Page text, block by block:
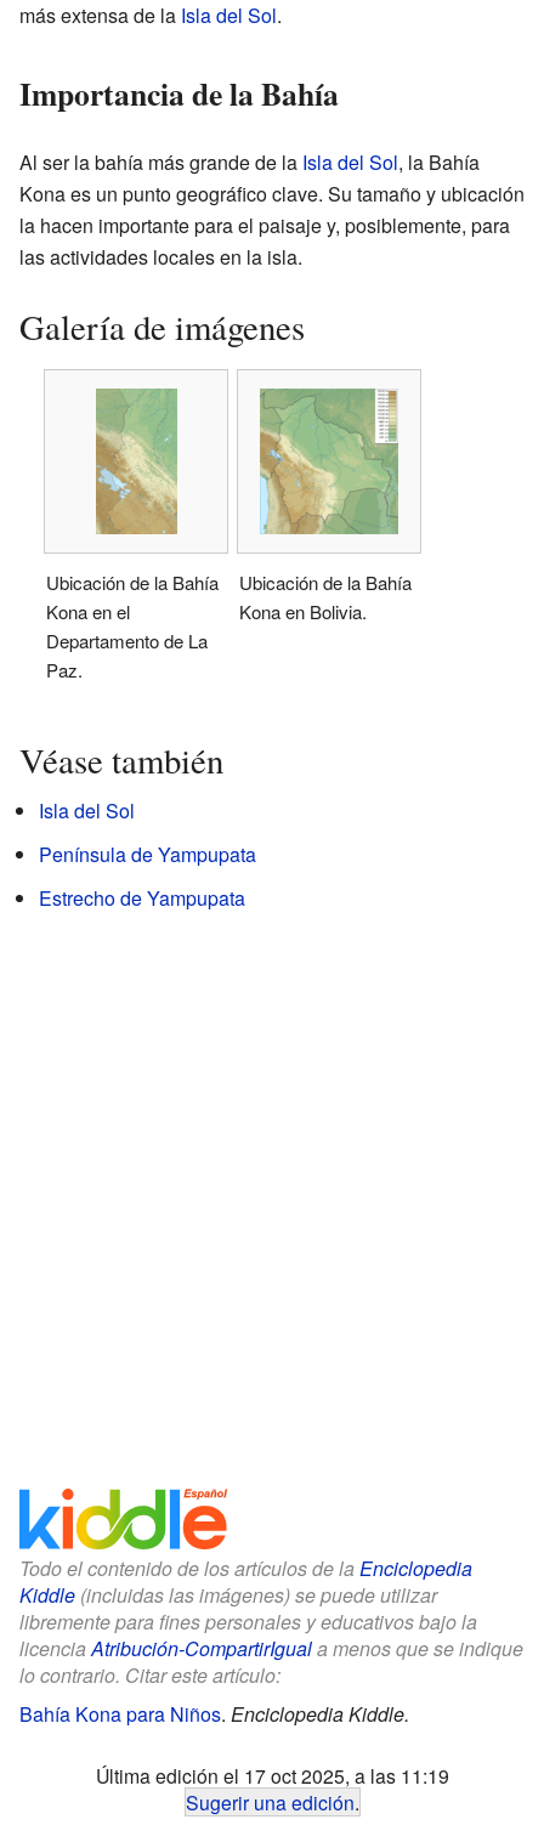
más extensa de la Isla del Sol.
Importancia de la Bahía
Al ser la bahía más grande de la Isla del Sol, la Bahía
Kona es un punto geográfico clave. Su tamaño y ubicación
la hacen importante para el paisaje y, posiblemente, para
las actividades locales en la isla.
Galería de imágenes
Ubicación de la Bahía
Kona en el
Departamento de La
Paz.
Ubicación de la Bahía
Kona en Bolivia.
Véase también
Isla del Sol
Península de Yampupata
Estrecho de Yampupata
Todo el contenido de los artículos de la Enciclopedia
Kiddle (incluidas las imágenes) se puede utilizar
libremente para fines personales y educativos bajo la
licenciaAtribución-CompartirIguala menos que se indique
lo contrario. Citar este artículo:
Bahía Kona para Niños. Enciclopedia Kiddle.
Última edición el 17 oct 2025, a las 11:19
Sugerir una edición.